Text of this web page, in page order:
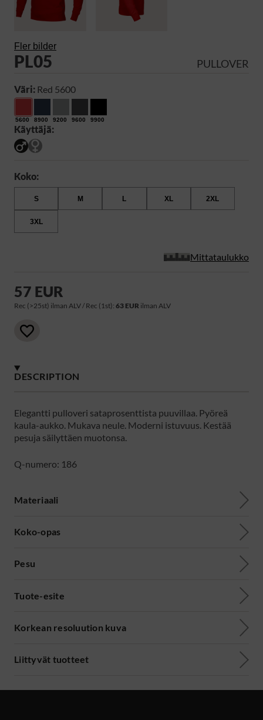
Fler bilder
PL05 PULLOVER
Väri: Red 5600
5600 8900 9200 9600 9900
Käyttäjä:
Koko:
S M L XL 2XL
3XL
Mittataulukko
57 EUR
Rec (>25st) ilman ALV / Rec (1st): 63 EUR ilman ALV
DESCRIPTION
Elegantti pulloveri sataprosenttista puuvillaa. Pyöreä
kaula-aukko. Mukava neule. Moderni istuvuus. Kestää
pesuja säilyttäen muotonsa.
Q-numero: 186
Materiaali
Koko-opas
Pesu
Tuote-esite
Korkean resoluution kuva
Liittyvät tuotteet